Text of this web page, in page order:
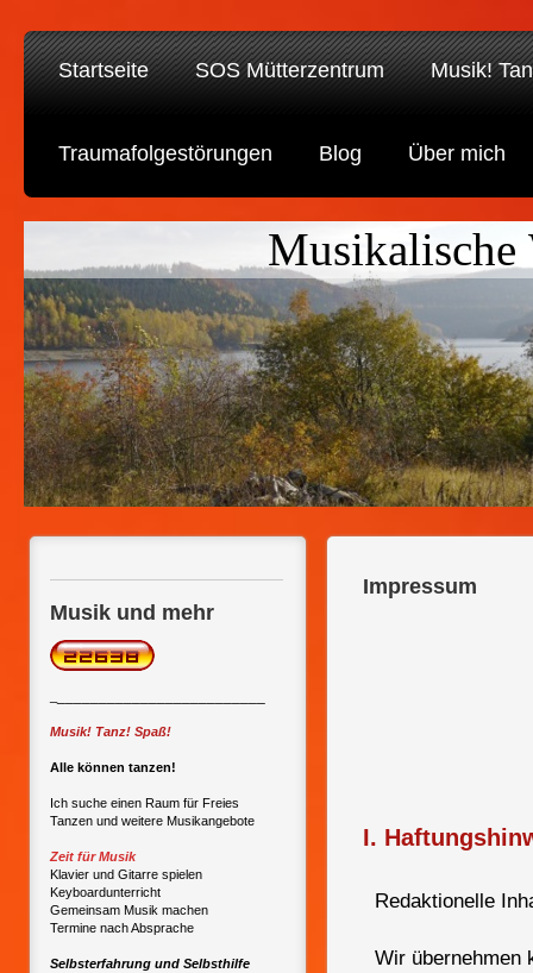
Startseite SOS Mütterzentrum Musik!
Traumafolgestörungen Blog Über mich
Musikalische
Musik und mehr
Musik! Tanz! Spaß!
Alle können tanzen!
Ich suche einen Raum für Freies
Tanzen und weitere Musikangebote
Zeit für Musik
Klavier und Gitarre spielen
Keyboardunterricht
Gemeinsam Musik machen
Termine nach Absprache
Selbsterfahrung und Selbsthilfe
Impressum
I.
Redaktionelle
Wir übernehmen